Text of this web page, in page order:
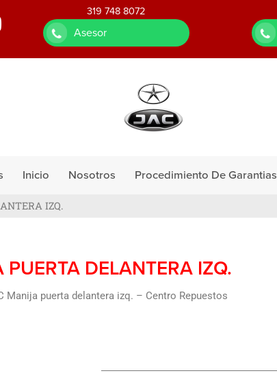
319 748 8072
Asesor
Inicio Nosotros Procedimiento De Garantias
IZQ.
PUERTA DELANTERA IZQ.
Manija puerta delantera izq. – Centro Repuestos